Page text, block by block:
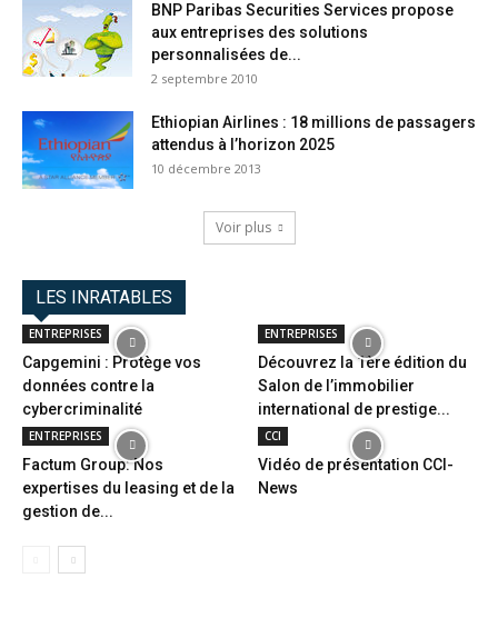
BNP Paribas Securities Services propose
aux entreprises des solutions
personnalisées de...
2 septembre 2010
Ethiopian Airlines : 18 millions de passagers
attendus à l’horizon 2025
10 décembre 2013
Voir plus
LES INRATABLES
ENTREPRISES
Capgemini : Protège vos
données contre la
cybercriminalité
ENTREPRISES
Découvrez la 1ère édition du
Salon de l’immobilier
international de prestige...
ENTREPRISES
Factum Group: Nos
expertises du leasing et de la
gestion de...
CCI
Vidéo de présentation CCI-
News